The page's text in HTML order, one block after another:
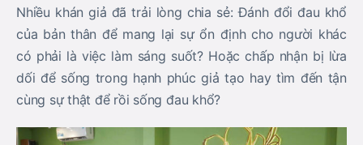
Nhiều khán giả đã trải lòng chia sẻ: Đánh đổi đau khổ
của bản thân để mang lại sự ổn định cho người khác
có phải là việc làm sáng suốt? Hoặc chấp nhận bị lừa
dối để sống trong hạnh phúc giả tạo hay tìm đến tận
cùng sự thật để rồi sống đau khổ?